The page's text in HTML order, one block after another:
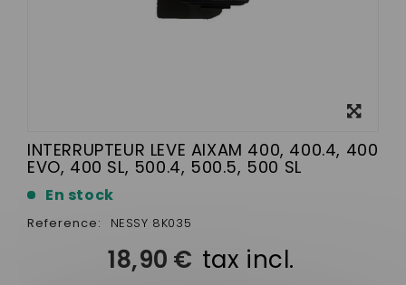
INTERRUPTEUR LEVE AIXAM 400, 400.4, 400
EVO, 400 SL, 500.4, 500.5, 500 SL
En stock
Reference: NESSY 8K035
18,90 € tax incl.